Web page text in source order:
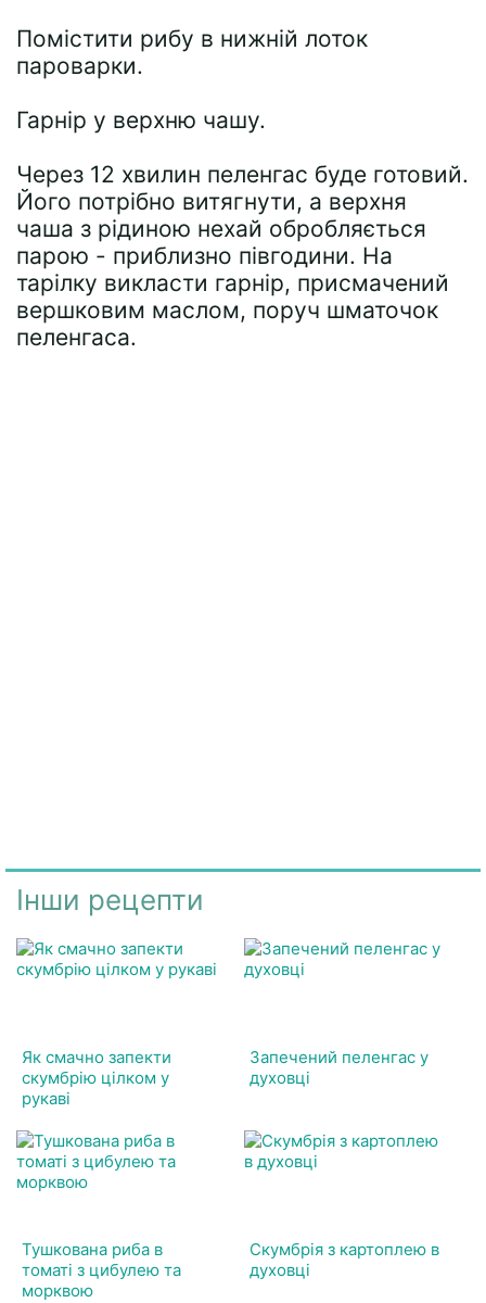
Помістити рибу в нижній лоток
пароварки.
Гарнір у верхню чашу.
Через 12 хвилин пеленгас буде готовий.
Його потрібно витягнути, а верхня
чаша з рідиною нехай обробляється
парою - приблизно півгодини. На
тарілку викласти гарнір, присмачений
вершковим маслом, поруч шматочок
пеленгаса.
Інши рецепти
Як смачно запекти
скумбрію цілком у
рукаві
Запечений пеленгас у
духовці
Тушкована риба в
томаті з цибулею та
морквою
Скумбрія з картоплею в
духовці